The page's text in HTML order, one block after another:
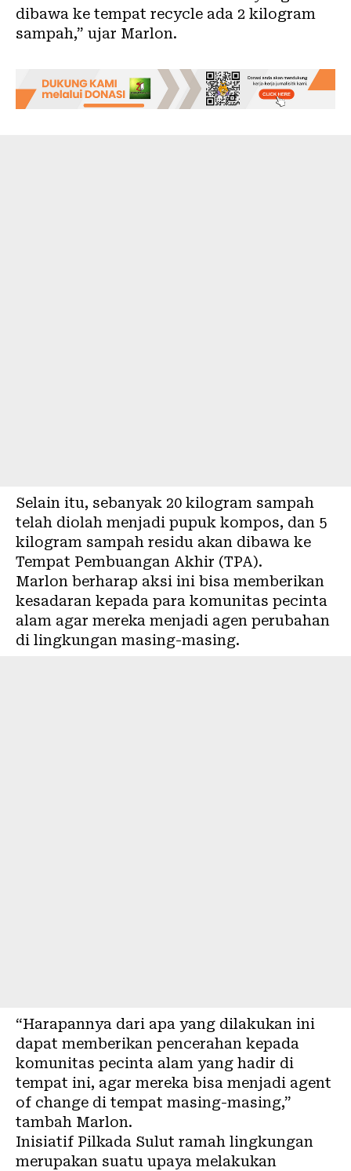
dibawa ke tempat recycle ada 2 kilogram
sampah,” ujar Marlon.
Selain itu, sebanyak 20 kilogram sampah
telah diolah menjadi pupuk kompos, dan 5
kilogram sampah residu akan dibawa ke
Tempat Pembuangan Akhir (TPA).
Marlon berharap aksi ini bisa memberikan
kesadaran kepada para komunitas pecinta
alam agar mereka menjadi agen perubahan
di lingkungan masing-masing.
“Harapannya dari apa yang dilakukan ini
dapat memberikan pencerahan kepada
komunitas pecinta alam yang hadir di
tempat ini, agar mereka bisa menjadi agent
of change di tempat masing-masing,”
tambah Marlon.
Inisiatif Pilkada Sulut ramah lingkungan
merupakan suatu upaya melakukan